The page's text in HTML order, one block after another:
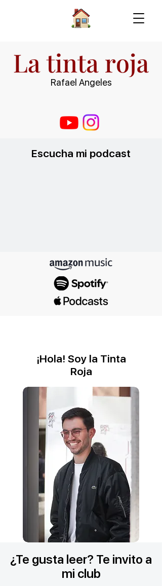
Rafael Angeles
Escucha mi podcast
¡Hola! Soy la Tinta
Roja
¿Te gusta leer? Te invito a
mi club